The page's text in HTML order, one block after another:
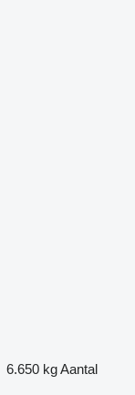
6.650 kgAantal